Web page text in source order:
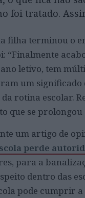
foi tratado.
filha terminou o
“Finalmente
letivo, tem
um significado
rotina escolar.
que se prolongou
um artigo de
perde
para a
dentro das
pode cumprir